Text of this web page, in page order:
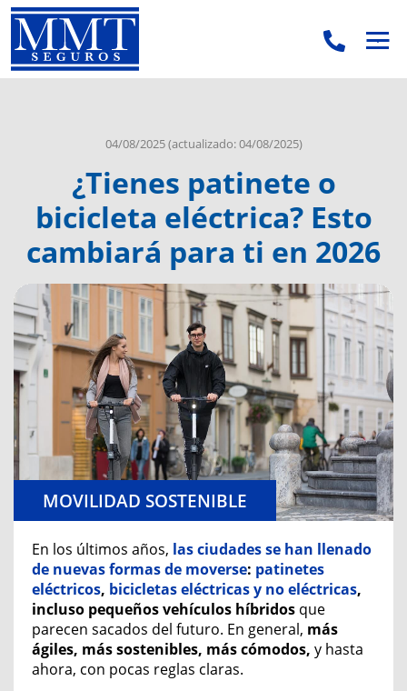
..
04/08/2025(actualizado: 04/08/2025)
¿Tienes patinete o
bicicleta eléctrica? Esto
cambiará para ti en 2026
MOVILIDAD SOSTENIBLE
En los últimos años, las ciudades se han llenado
de nuevas formas de moverse: patinetes
eléctricos, bicicletas eléctricasy no eléctricas,
incluso pequeños vehículos híbridos que
parecen sacados del futuro. En general, más
ágiles, más sostenibles, más cómodos, y hasta
ahora, con pocas reglas claras.